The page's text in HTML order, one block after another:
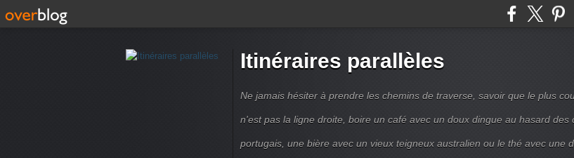
Itinéraires parallèles
Ne jamais hésiter à prendre les chemins de traverse, savoir que le plus
n'est pas la ligne droite, boire un café avec un doux dingue au hasard des
portugais, une bière avec un vieux teigneux australien ou le thé avec une